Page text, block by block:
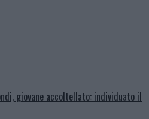
giovane accoltellato: individuato il